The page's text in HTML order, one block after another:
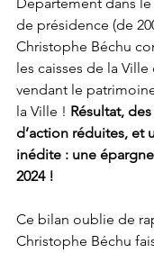
de présidence (de
Christophe Béchu
les caisses de la
vendant le
la Ville ! Résultat,
d’action réduites, et
inédite : une
2024 !
Ce bilan oublie de
Christophe Béchu